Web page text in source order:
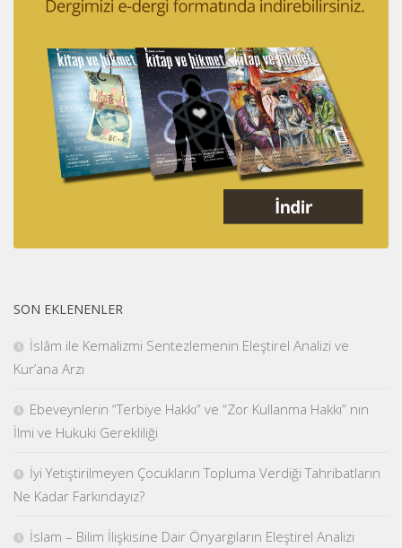
SON EKLENENLER
İslâm ile Kemalizmi Sentezlemenin Eleştirel Analizi ve
Kur’ana Arzı
Ebeveynlerin “Terbiye Hakkı” ve “Zor Kullanma Hakkı” nın
İlmi ve Hukuki Gerekliliği
İyi Yetiştirilmeyen Çocukların Topluma Verdiği Tahribatların
Ne Kadar Farkındayız?
İslam – Bilim İlişkisine Dair Önyargıların Eleştirel Analizi